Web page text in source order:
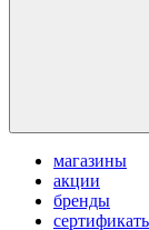
магазины
акции
бренды